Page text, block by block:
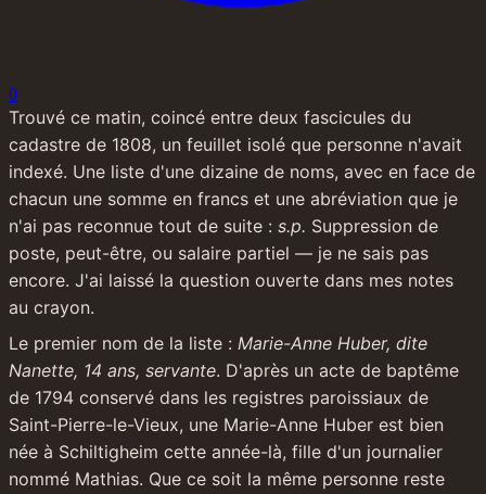
0
Trouvé ce matin, coincé entre deux fascicules du
cadastre de 1808, un feuillet isolé que personne n'avait
indexé. Une liste d'une dizaine de noms, avec en face de
chacun une somme en francs et une abréviation que je
n'ai pas reconnue tout de suite : s.p. Suppression de
poste, peut-être, ou salaire partiel — je ne sais pas
encore. J'ai laissé la question ouverte dans mes notes
au crayon.
Le premier nom de la liste : Marie-Anne Huber, dite
Nanette, 14 ans, servante. D'après un acte de baptême
de 1794 conservé dans les registres paroissiaux de
Saint-Pierre-le-Vieux, une Marie-Anne Huber est bien
née à Schiltigheim cette année-là, fille d'un journalier
nommé Mathias. Que ce soit la même personne reste